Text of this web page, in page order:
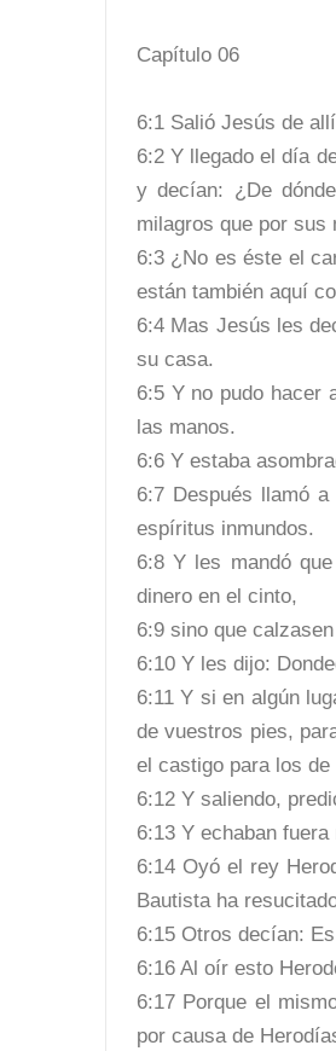
Capítulo 06
6:1 Salió Jesús de
6:2 Y llegado el día
y decían: ¿De
milagros que por sus
6:3 ¿No es éste el
están también aquí
6:4 Mas Jesús les
su casa.
6:5 Y no pudo hacer
las manos.
6:6 Y estaba
6:7 Después llamó
espíritus inmundos.
6:8 Y les mandó
dinero en el cinto,
6:9 sino que
6:10 Y les dijo:
6:11 Y si en algún
de vuestros pies,
el castigo para los
6:12 Y saliendo,
6:13 Y echaban
6:14 Oyó el rey
Bautista ha
6:15 Otros decían:
6:16 Al oír esto
6:17 Porque el
por causa de